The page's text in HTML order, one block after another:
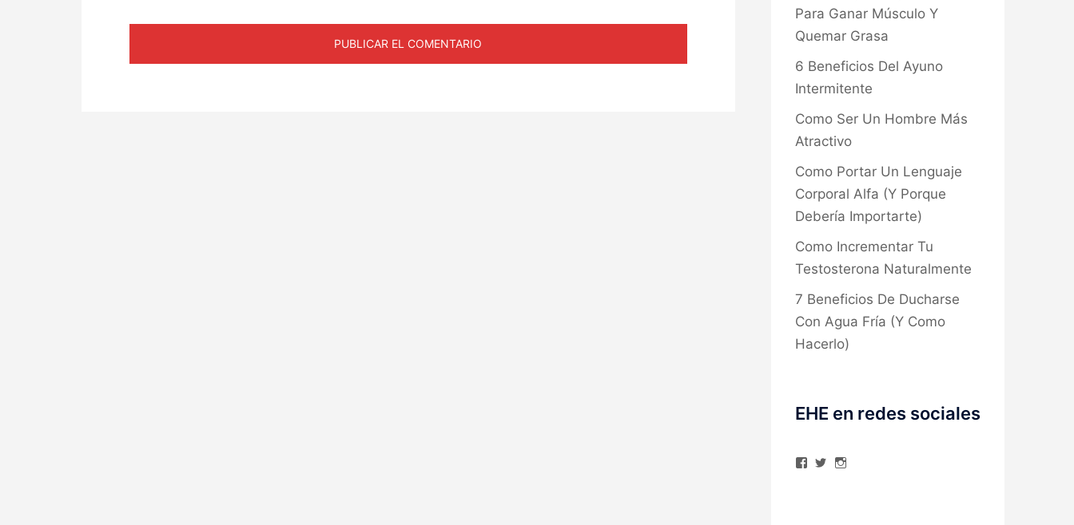
Para Ganar Músculo Y
Quemar Grasa
6 Beneficios Del Ayuno
Intermitente
Como Ser Un Hombre Más
Atractivo
Como Portar Un Lenguaje
Corporal Alfa (Y Porque
Debería Importarte)
Como Incrementar Tu
Testosterona Naturalmente
7 Beneficios De Ducharse
Con Agua Fría (Y Como
Hacerlo)
EHE en redes sociales
Ver
VerVer